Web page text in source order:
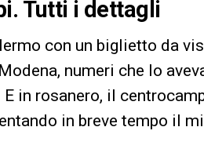
Tutti i dettagli
con un biglietto da
numeri che lo
in rosanero, il
in breve tempo il